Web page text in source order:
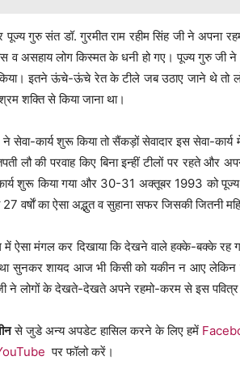
गुरु संत डॉ. गुरमीत राम रहीम सिंह जी ने अपना
व असहाय लोग किस्मत के धनी हो गए। पूज्य गुरु
इतने ऊंचे-ऊंचे रेत के टीले जब उठाए जाने थे तो
शक्ति से किया जाना था।
कार्य शुरू किया तो सैंकड़ों सेवादार इस सेवा-
लौ की परवाह किए बिना इन्हीं टीलों पर रहते और
कार्य शुरू किया गया और 30-31 अक्तूबर 1993 को पूज्य
वर्षाें का ऐसा अद्भुत व सुहाना सफर जिसकी जितनी
ऐसा मंगल कर दिखाया कि देखने वाले हक्के-बक्के रह
सुनकर शायद आज भी किसी को यकीन न आए लेकिन
ने लोगों के देखते-देखते अपने रहमो-करम से इस पवित्र
से जुडे अन्य अपडेट हासिल करने के लिए हमें
पर फॉलो करें।